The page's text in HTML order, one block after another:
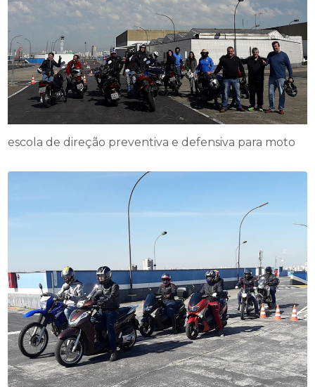
escola de direção preventiva e defensiva para moto